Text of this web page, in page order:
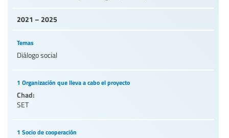
2021 – 2025
Temas
Diálogo social
1 Organización que lleva a cabo el proyecto
Chad:
SET
1 Socio de cooperación